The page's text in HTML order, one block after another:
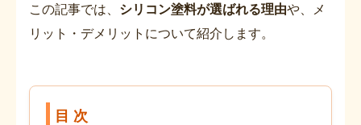
この記事では、 シリコン塗料が選ばれる理由や、メ
リット・デメリットについて紹介します。
目 次